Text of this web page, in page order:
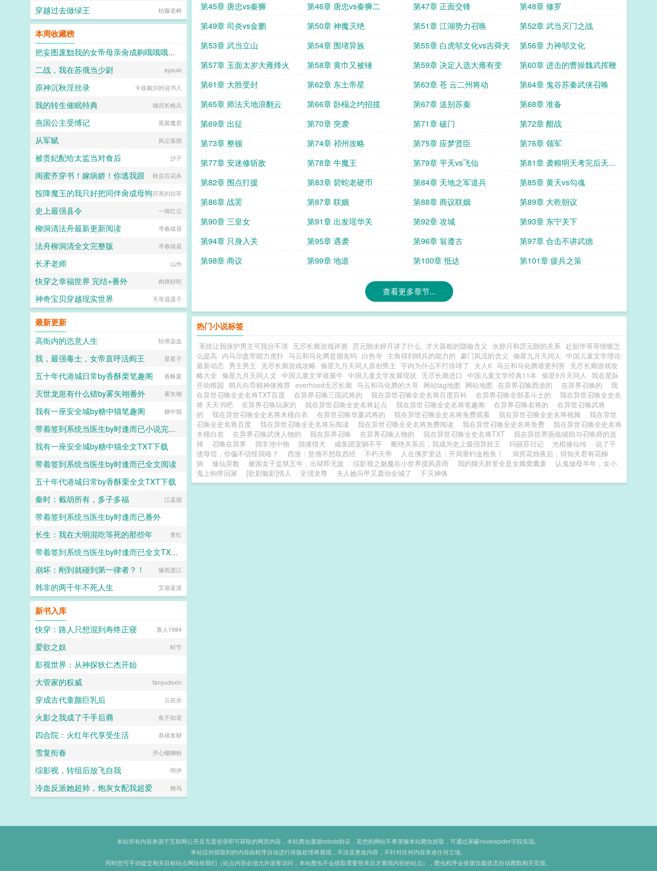
第45章 唐忠vs秦狮
第46章 唐忠vs秦狮二 第47章 正面交锋
第48章 修罗
第49章 司炎vs金鹏
第50章 神魔灭绝 第51章 江湖势力召唤
第52章 武当灭门之战
第53章 武当立山
第54章 围堵异族 第55章 白虎邬文化vs吉舜夫
第56章 力神邬文化
第57章 玉面太岁大雍烽火
第58章 黄巾又被锤 第59章 决定人选大雍有变
第60章 进击的曹操魏武挥鞭
第61章 大胜受封
第62章 东土帝星 第63章 苍 云二州将动
第64章 鬼谷苏秦武侠召唤
第65章 师法天地浪翻云
第66章 卧榻之约招揽 第67章 送别苏秦
第68章 准备
第69章 出征
第70章 突袭 第71章 破门
第72章 酣战
第73章 整顿
第74章 祁州攻略 第75章 应梦贤臣
第76章 领军
第77章 安迷修斩敌
第78章 牛魔王 第79章 平天vs飞仙
第81章 袭粮明天考完后天提
桶跑路
第82章 围点打援 第83章 碧蛇老硬币 第84章 天地之军道兵
第85章 黄天vs勾魂
第86章 战罢
第87章 联姻 第88章 商议联姻
第89章 大乾朝议
第90章 三皇女
第91章 出发瑶华关 第92章 攻城
第93章 东宁关下
第94章 只身入关
第95章 遇袭 第96章 翁遵古
第97章 合击不讲武德
第98章 商议
第99章 地道 第100章 抵达 第101章 疲兵之策
查看更多章节...
热门小说标签
系统让我保护男主可我分不清 无尽长廊游戏评测 厉元朗水婷月讲了什么 才大器粗的隐喻含义 水婷月和厉元朗的关系 赴韶华哥哥情愫怎
么提高 内马尔盘带能力虎扑 马云和马化腾是朋友吗 白热寺 主角得到哨兵的能力的 豪门风流的含义 偷星九月天同人
中国儿童文学理论
最新动态 男主男主 无尽长廊游戏攻略 偷星九月天同人原创男主 宇内为什么不打排球了 夫人6 马云和马化腾谁更列害 无尽长廊游戏攻
略大全 偷星九月天同人文 中国儿童文学谁最牛 中国儿童文学发展现状 无尽长廊进口 中国儿童文学经典11本 偷星9月天同人 我在星际
开幼稚园 哨兵向导精神体推荐 everhood无尽长廊 马云和马化腾的大哥 网站tag地图 网站地图 在异界召唤西游的 在异界召唤的
我
在异世召唤全史名将TXT百度
在异界召唤三国武将的 我在异世召唤全史名将百度百科 在异界召唤全部圣斗士的
我在异世召唤全史名
将 天天书吧
在异界召唤玩家的 我在异世召唤全史名将起点 我在异世召唤全史名将笔趣阁 在异界召唤名将的
在异世召唤武将
的
我在异世召唤全史名将木槿白衣 在异世召唤华夏武将的 我在异世召唤全史名将免费观看 我在异世召唤全史名将视频
我在异世
召唤全史名将百度
我在异世召唤全史名将乐阅读 我在异世召唤全史名将免费阅读 我在异世召唤全史名将免费
我在异世召唤全史名将
木槿白衣
在异界召唤武侠人物的 我在异界召唤 在异界召唤人物的 我在异世召唤全史名将TXT
我在异世界面临辅助与召唤师的选
择
召唤在异界 我非池中物 脱缰猎犬 咸鱼团宠躺不平 断绝关系后，我成为史上最强异姓王 玛丽苏日记 光棍修仙传
说了子
债母偿，你偏不信怪我咯？
西游：贫僧不想取西经 不朽天帝 人在佛罗里达：开局垂钓金枪鱼！
洞房花烛夜后，得知夫君有花柳
病
修仙异数 被困女子监狱五年，出狱即无敌 综影视之魅魔在小世界搅风弄雨 我的聊天群里全是女频窝囊废
认鬼做母半年，女小
鬼上钩带回家
[歌剧魅影]情人 至强龙尊 夫人她马甲又轰动全城了 不灭神体
穿越过去做绿王 枯藤老树
本周收藏榜
把妄图废黜我的女帝母亲肏成齁哦哦哦哦的母猪
rojv2bswqxndx
二战，我在苏俄当少尉 ayauki
原神沉秋淫丝录 卡兹戴尔的说书人
我的转生催眠特典 雄武长枪兵
燕国公主受缚记 黑翼魔君
从军赋 风尘落雨
被贵妃配给太监当对食后 沙子
闺蜜齐穿书！嫁病娇！你逃我跟 秋后百花杀
投降魔王的我只好把同伴肏成母狗历害的拉菲
史上最强县令 一骑红尘
柳洞清法舟最新更新阅读 寻春续昼
法舟柳洞清全文完整版 寻春续昼
长矛老师 山外
快穿之幸福世界 完结+番外 肉饼好吃
神奇宝贝穿越现实世界 天哥逍遥子
最新更新
高衙内的恣意人生
轻弹染血
我，最强毒士，女帝直呼活阎王 星星子
五十年代港城日常by香酥栗笔趣阁 香酥栗
灭世龙崽有什么错by雾矢翊番外 雾矢翊
我有一座安全城by糖中猫笔趣阁 糖中猫
带着签到系统当医生by时逢而已小说完整版
时逢而已
我有一座安全城by糖中猫全文TXT下载
糖中猫
带着签到系统当医生by时逢而已全文阅读
时逢而已
五十年代港城日常by香酥栗全文TXT下载
香酥栗
秦时：截胡所有，多子多福 江孟德
带着签到系统当医生by时逢而已番外
时逢而已
长生：我在大明混吃等死的那些年 青红
带着签到系统当医生by时逢而已全文TXT下载
时逢而已
崩坏：刚到就碰到第一律者？！ 缘雨渡江
韩非的两千年不死人生 艾迪蓝波
新书入库
快穿：路人只想混到寿终正寝
寡人1984
爱欲之奴 时节
影视世界：从神探狄仁杰开始
爱吃香菜的丑丑鱼
大管家的权威 fanyudexin
穿成古代童颜巨乳后 云在水
火影之我成了千手后裔 鱼不知道
四合院：火红年代享受生活 恭禧发财
雪复衔春 开心螺蛳粉
综影视，转组后放飞自我 明伊
冷血反派她超帅，炮灰女配我超爱 栖鸟
本站所有内容来源于互联网公开且无需登录即可获取的网页内容，本站爬虫遵循robots协议，若您的网站不希望被本站爬虫抓取，可通过屏蔽novelspider字段实现。
本站仅对抓取到的内容由程序自动进行排版处理再展现，不涉及更改内容，不针对任何内容表述任何立场。
同时您可手动提交相关目标站点网址给我们（站点内容必须允许游客访问，本站爬虫不会抓取需要登录后才展现内容的站点），爬虫程序会依据负载状态自动爬取相关页面。